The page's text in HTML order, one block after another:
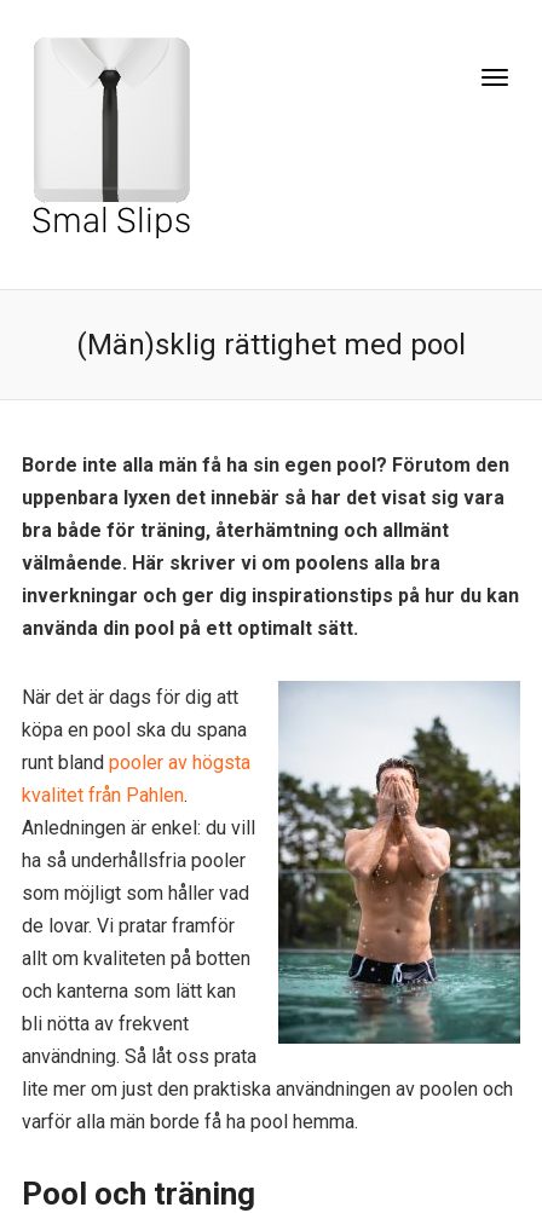
(Män)sklig rättighet med pool
Borde inte alla män få ha sin egen pool? Förutom den
uppenbara lyxen det innebär så har det visat sig vara
bra både för träning, återhämtning och allmänt
välmående. Här skriver vi om poolens alla bra
inverkningar och ger dig inspirationstips på hur du kan
använda din pool på ett optimalt sätt.
När det är dags för dig att
köpa en pool ska du spana
runt bland pooler av högsta
kvalitet från Pahlen.
Anledningen är enkel: du vill
ha så underhållsfria pooler
som möjligt som håller vad
de lovar. Vi pratar framför
allt om kvaliteten på botten
och kanterna som lätt kan
bli nötta av frekvent
användning. Så låt oss prata
lite mer om just den praktiska användningen av poolen och
varför alla män borde få ha pool hemma.
Pool och träning